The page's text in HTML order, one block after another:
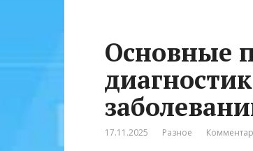
Основные
17.11.2025 Разное